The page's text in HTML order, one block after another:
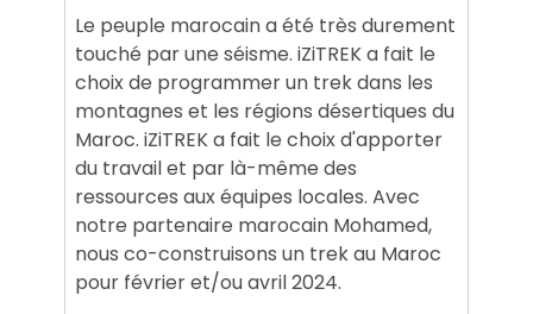
Le peuple marocain a été très durement
touché par une séisme. iZiTREK a fait le
choix de programmer un trek dans les
montagnes et les régions désertiques du
Maroc. iZiTREK a fait le choix d'apporter
du travail et par là-même des
ressources aux équipes locales. Avec
notre partenaire marocain Mohamed,
nous co-construisons un trek au Maroc
pour février et/ou avril 2024.